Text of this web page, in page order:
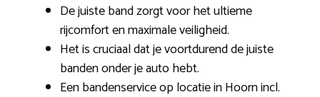
De juiste band zorgt voor het ultieme
rijcomfort en maximale veiligheid.
Het is cruciaal dat je voortdurend de juiste
banden onder je auto hebt.
Een bandenservice op locatie in Hoorn incl.